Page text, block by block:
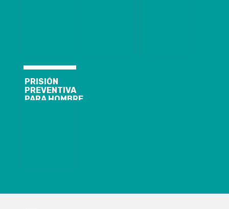
PRISIÓN
PREVENTIVA
PARA HOMBRE